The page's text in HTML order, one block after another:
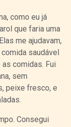
como eu já
que faria uma
me ajudavam,
saudável
comidas. Fui
sem
peixe fresco, e
Consegui